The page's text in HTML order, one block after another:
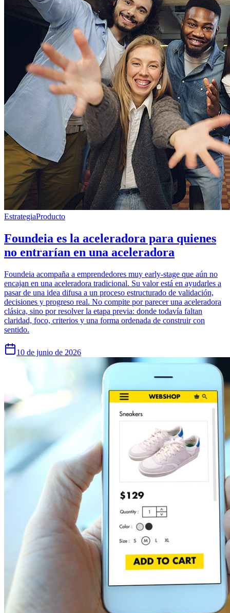
EstrategiaProducto
Foundeia es la aceleradora para quienes
no entrarían en una aceleradora
Foundeia acompaña a emprendedores muy early-stage que aún no
encajan en una aceleradora tradicional. Su valor está en ayudarles a
pasar de una idea difusa a un proceso estructurado de validación,
decisiones y progreso real. No compite por parecer una aceleradora
clásica, sino por resolver la etapa previa: donde todavía faltan
claridad, foco, criterios y una forma ordenada de construir con
sentido.
10 de junio de 2026